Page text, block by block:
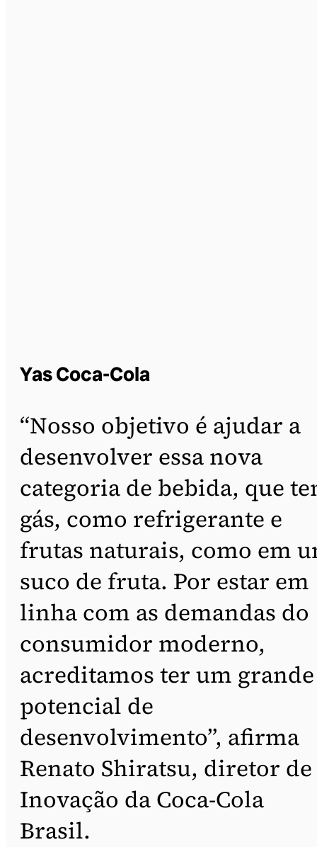
Yas Coca-Cola
“Nosso objetivo é ajudar a
desenvolver essa nova
categoria de bebida, que
gás, como refrigerante e
frutas naturais, como em
suco de fruta. Por estar em
linha com as demandas do
consumidor moderno,
acreditamos ter um grande
potencial de
desenvolvimento”, afirma
Renato Shiratsu, diretor de
Inovação da Coca-Cola
Brasil.